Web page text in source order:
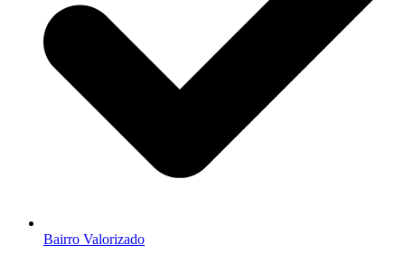
Bairro Valorizado